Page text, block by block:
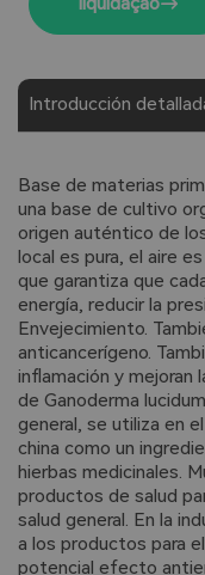
Introducción
Base de materias
una base de cultivo
origen auténtico de
local es pura, el aire
que garantiza que
energía, reducir la
Envejecimiento.
anticancerígeno.
inflamación y mejoran
de Ganoderma
general, se utiliza en
china como un
hierbas medicinales.
productos de salud
salud general. En la
a los productos para
potencial efecto